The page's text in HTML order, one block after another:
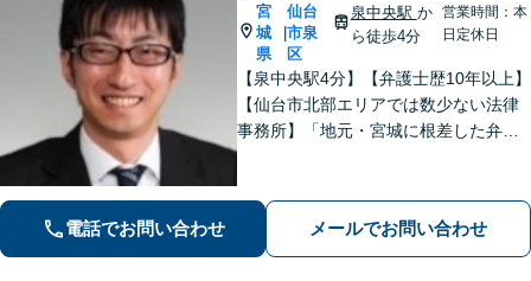
宮
城
県
仙台
市泉
区
泉中央駅 か
ら徒歩4分
営業時間：本
日定休日
【泉中央駅4分】【弁護士歴10年以上】
【仙台市北部エリアでは数少ない法律
事務所】「地元・宮城に根差した弁護
電話でお問い合わせ メールでお問い合わせ